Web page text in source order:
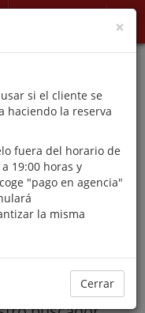
salvo
a Vancouver
×
si el cliente se
haciendo la reserva
fuera del horario de
19:00 horas y
"pago en agencia"
la misma
Cerrar